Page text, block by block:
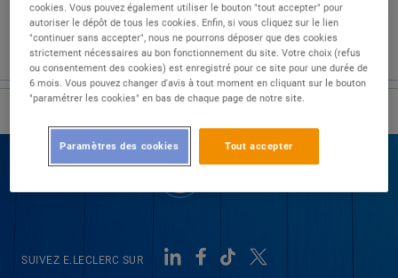
SUIVEZ E.LECLERC SUR
cookies. Vous pouvez également utiliser le bouton "tout accepter" pour
autoriser le dépôt de tous les cookies. Enfin, si vous cliquez sur le lien
"continuer sans accepter", nous ne pourrons déposer que des cookies
strictement nécessaires au bon fonctionnement du site. Votre choix (refus
ou consentement des cookies) est enregistré pour ce site pour une durée de
6 mois. Vous pouvez changer d'avis à tout moment en cliquant sur le bouton
"paramétrer les cookies" en bas de chaque page de notre site.
Tout accepter
Paramètres des cookies